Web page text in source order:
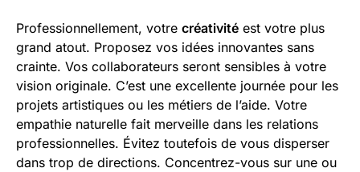
Professionnellement, votre créativité est votre plus
grand atout. Proposez vos idées innovantes sans
crainte. Vos collaborateurs seront sensibles à votre
vision originale. C’est une excellente journée pour les
projets artistiques ou les métiers de l’aide. Votre
empathie naturelle fait merveille dans les relations
professionnelles. Évitez toutefois de vous disperser
dans trop de directions. Concentrez-vous sur une ou